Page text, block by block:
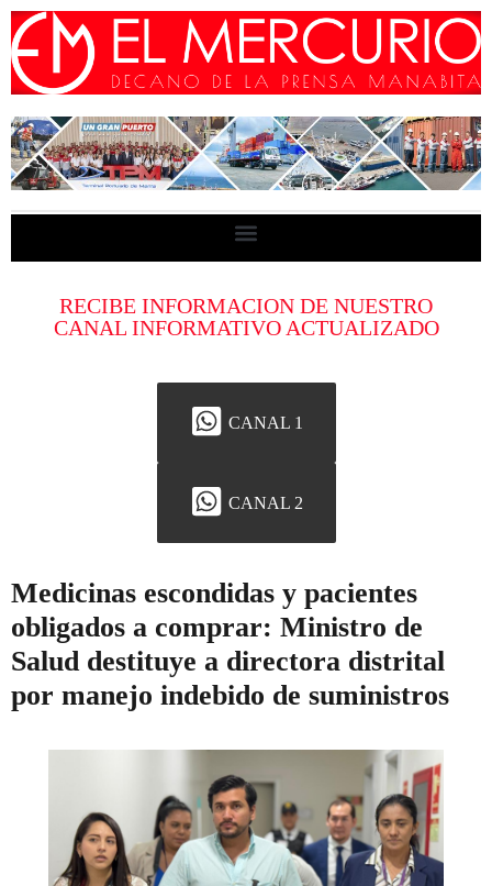
RECIBE INFORMACION DE NUESTRO
CANAL INFORMATIVO ACTUALIZADO
CANAL 1
CANAL 2
Medicinas escondidas y pacientes
obligados a comprar: Ministro de
Salud destituye a directora distrital
por manejo indebido de suministros